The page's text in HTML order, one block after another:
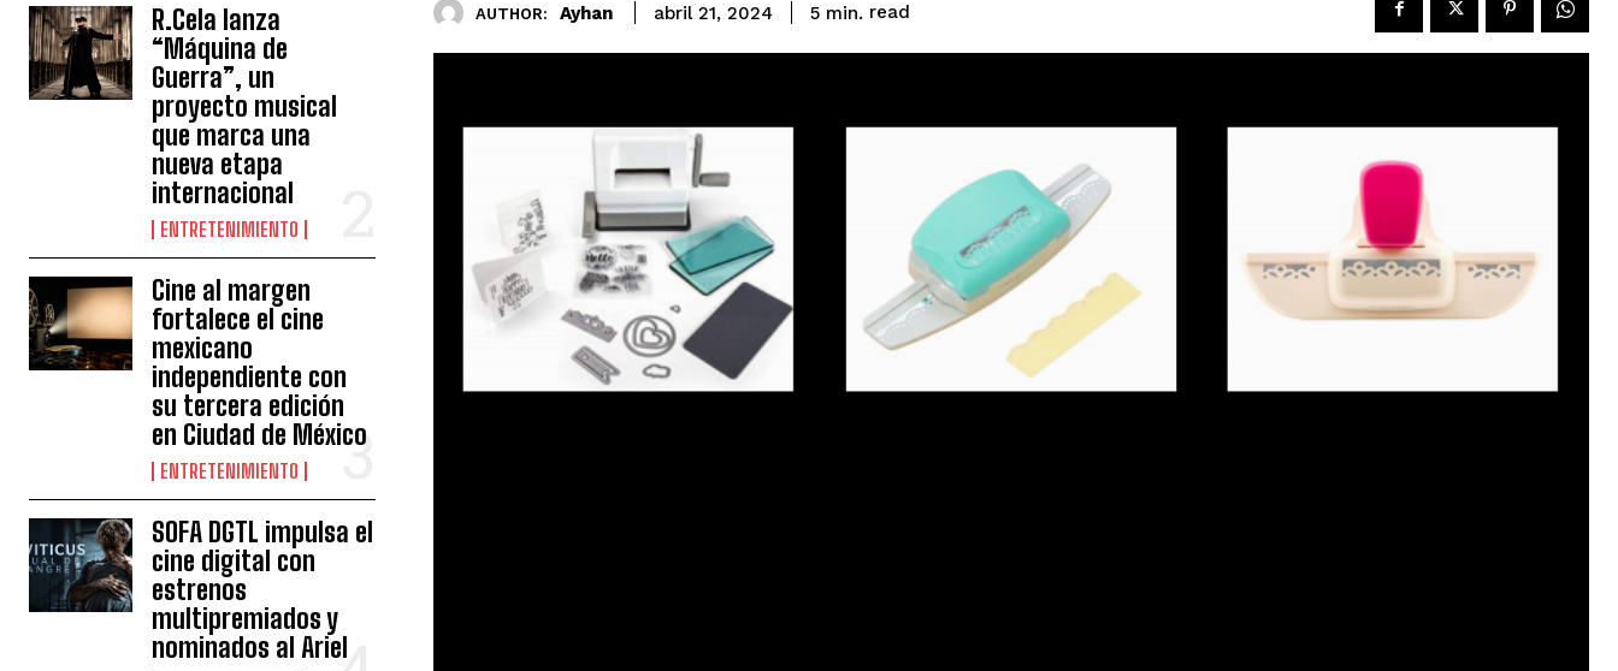
R.Cela lanza
“Máquina de
Guerra”, un
proyecto musical
que marca una
nueva etapa
internacional
ENTRETENIMIENTO
Cine al margen
fortalece el cine
mexicano
independiente con
su tercera edición
en Ciudad de México
ENTRETENIMIENTO
SOFA DGTL impulsa el
cine digital con
estrenos
multipremiados y
nominados al Ariel
AUTHOR: Ayhan abril 21, 2024 5 min. read